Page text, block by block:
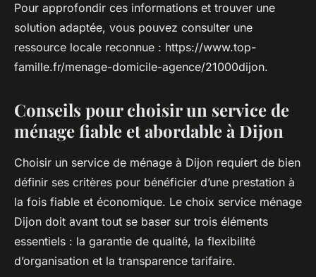
Pour approfondir ces informations et trouver une
solution adaptée, vous pouvez consulter une
ressource locale reconnue : https://www.top-
famille.fr/menage-domicile-agence/21000dijon.
Conseils pour choisir un service de
ménage fiable et abordable à Dijon
Choisir un service de ménage à Dijon requiert de bien
définir ses critères pour bénéficier d’une prestation à
la fois fiable et économique. Le choix service ménage
Dijon doit avant tout se baser sur trois éléments
essentiels : la garantie de qualité, la flexibilité
d’organisation et la transparence tarifaire.